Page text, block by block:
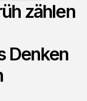
zählen
Denken